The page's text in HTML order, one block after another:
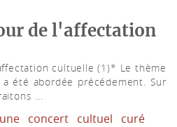
de l'affectation
cultuelle (1)* Le thème
été abordée précédement. Sur
...
concert cultuel
curé